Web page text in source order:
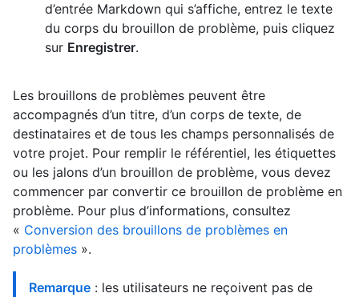
d’entrée Markdown qui s’affiche, entrez le texte
du corps du brouillon de problème, puis cliquez
sur Enregistrer.
Les brouillons de problèmes peuvent être
accompagnés d’un titre, d’un corps de texte, de
destinataires et de tous les champs personnalisés de
votre projet. Pour remplir le référentiel, les étiquettes
ou les jalons d’un brouillon de problème, vous devez
commencer par convertir ce brouillon de problème en
problème. Pour plus d’informations, consultez
« Conversion des brouillons de problèmes en
problèmes ».
Remarque : les utilisateurs ne reçoivent pas de